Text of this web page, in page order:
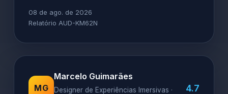
08 de ago. de 2026
Relatório AUD-KM62N
MG
Marcelo Guimarães
Designer de Experiências Imersivas ·
4.7